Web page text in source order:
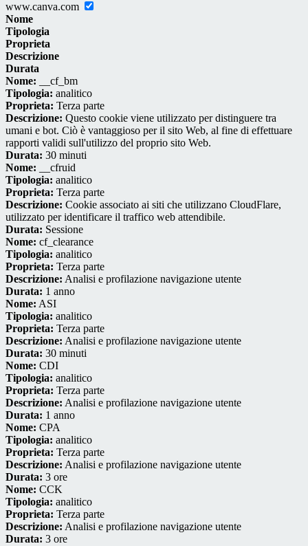
www.canva.com
Nome
Tipologia
Proprieta
Descrizione
Durata
Nome: __cf_bm
Tipologia: analitico
Proprieta: Terza parte
Descrizione: Questo cookie viene utilizzato per distinguere tra
umani e bot. Ciò è vantaggioso per il sito Web, al fine di effettuare
rapporti validi sull'utilizzo del proprio sito Web.
Durata: 30 minuti
Nome: __cfruid
Tipologia: analitico
Proprieta: Terza parte
Descrizione: Cookie associato ai siti che utilizzano CloudFlare,
utilizzato per identificare il traffico web attendibile.
Durata: Sessione
Nome: cf_clearance
Tipologia: analitico
Proprieta: Terza parte
Descrizione: Analisi e profilazione navigazione utente
Durata: 1 anno
Nome: ASI
Tipologia: analitico
Proprieta: Terza parte
Descrizione: Analisi e profilazione navigazione utente
Durata: 30 minuti
Nome: CDI
Tipologia: analitico
Proprieta: Terza parte
Descrizione: Analisi e profilazione navigazione utente
Durata: 1 anno
Nome: CPA
Tipologia: analitico
Proprieta: Terza parte
Descrizione: Analisi e profilazione navigazione utente
Durata: 3 ore
Nome: CCK
Tipologia: analitico
Proprieta: Terza parte
Descrizione: Analisi e profilazione navigazione utente
Durata: 3 ore